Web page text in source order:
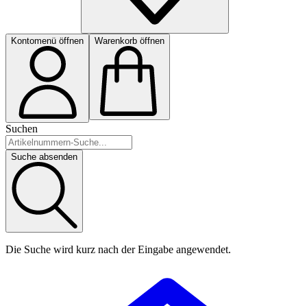
Kontomenü öffnen Warenkorb öffnen
Suchen
Suche absenden
Die Suche wird kurz nach der Eingabe angewendet.